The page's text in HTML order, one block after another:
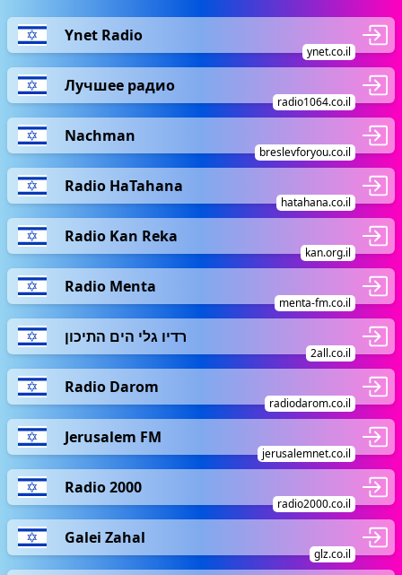
Ynet Radio
ynet.co.il
Лучшее радио
radio1064.co.il
Nachman
breslevforyou.co.il
Radio HaTahana
hatahana.co.il
Radio Kan Reka
kan.org.il
Radio Menta
menta-fm.co.il
רדיו גלי הים התיכון
2all.co.il
Radio Darom
radiodarom.co.il
Jerusalem FM
jerusalemnet.co.il
Radio 2000
radio2000.co.il
Galei Zahal
glz.co.il